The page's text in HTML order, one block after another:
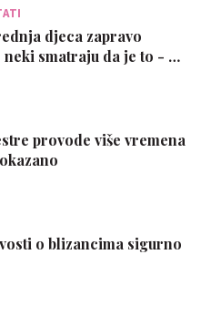
djeca zapravo
neki smatraju da je to - …
provode više vremena
o blizancima sigurno